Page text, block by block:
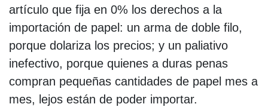
artículo que fija en 0% los derechos a la
importación de papel: un arma de doble filo,
porque dolariza los precios; y un paliativo
inefectivo, porque quienes a duras penas
compran pequeñas cantidades de papel mes a
mes, lejos están de poder importar.